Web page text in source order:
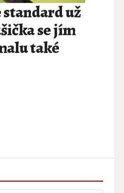
už
se jím
také